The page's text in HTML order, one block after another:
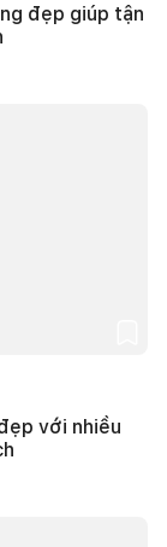
đẹp giúp tận
với nhiều